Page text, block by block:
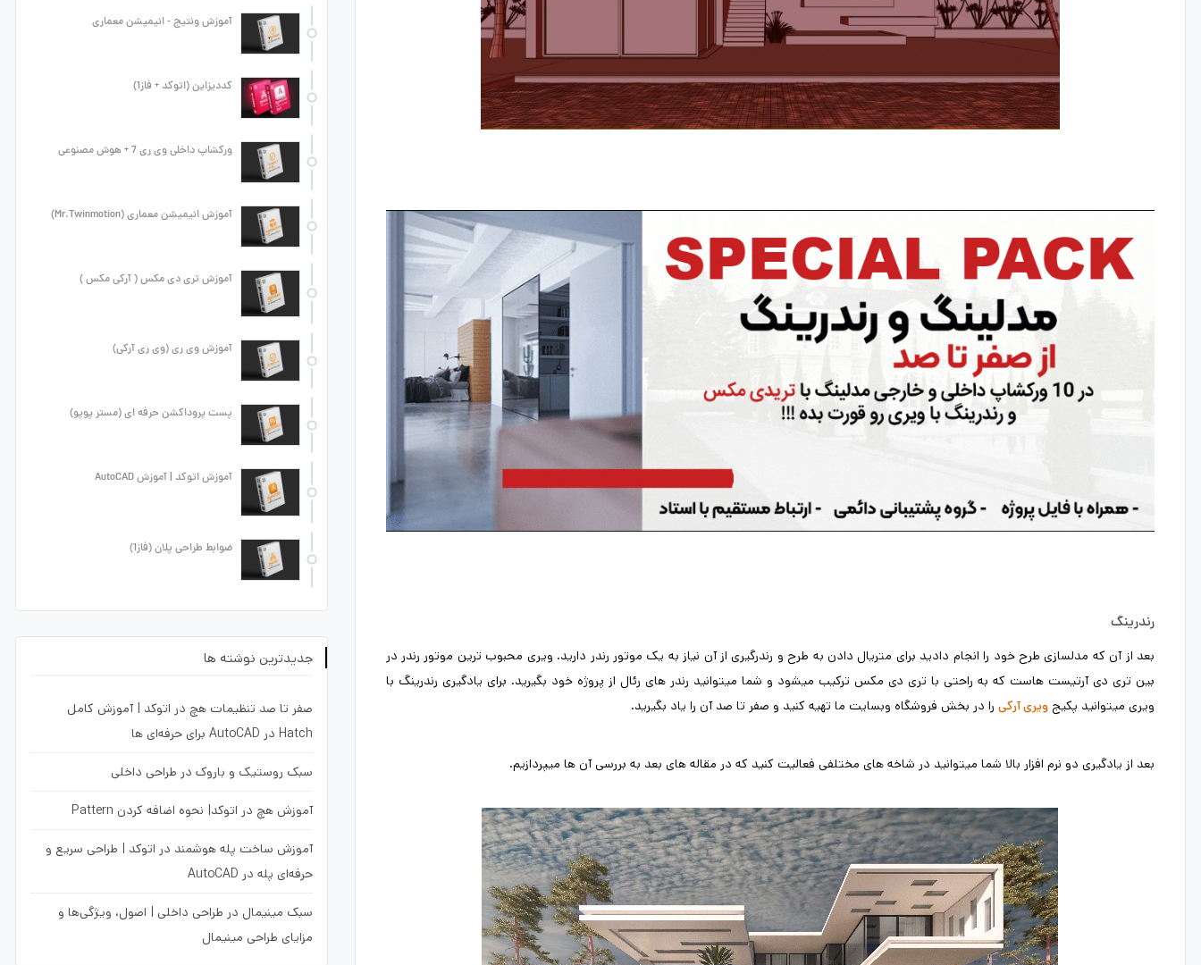
رندرینگ
بعد از آن که مدلسازی طرح خود را انجام دادید برای متریال دادن به طرح و رندرگیری از آن نیاز به یک موتور رندر دارید. ویری محبوب ترین موتور رندر در
بین تری دی آرتیست هاست که به راحتی با تری دی مکس ترکیب میشود و شما میتوانید رندر های رئال از پروژه خود بگیرید. برای یادگیری رندرینگ با
ویری میتوانید پکیج ویری آرکی را در بخش فروشگاه وبسایت ما تهیه کنید و صفر تا صد آن را یاد بگیرید.
بعد از یادگیری دو نرم افزار بالا شما میتوانید در شاخه های مختلفی فعالیت کنید که در مقاله های بعد به بررسی آن ها میپردازیم.
آموزش ونتیج - انیمیشن معماری
کددیزاین (اتوکد + فاز1)
ورکشاپ داخلی وی ری 7 + هوش مصنوعی
آموزش انیمیشن معماری (Mr.Twinmotion)
آموزش تری دی مکس ( آرکی مکس )
آموزش وی ری (وی ری آرکی)
پست پروداکشن حرفه ای (مستر پوپو)
آموزش اتوکد | آموزش AutoCAD
ضوابط طراحی پلان (فاز1)
جدیدترین نوشته ها
صفر تا صد تنظیمات هچ در اتوکد | آموزش کامل
Hatch در AutoCAD برای حرفه‌ای ها
سبک روستیک و باروک در طراحی داخلی
آموزش هچ در اتوکد| نحوه اضافه کردن Pattern
آموزش ساخت پله هوشمند در اتوکد | طراحی سریع و
حرفه‌ای پله در AutoCAD
سبک مینیمال در طراحی داخلی | اصول، ویژگی‌ها و
مزایای طراحی مینیمال